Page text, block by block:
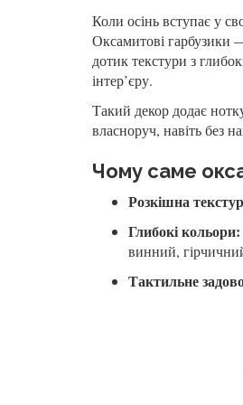
Коли осінь вступає у
Оксамитові гарбузики
дотик текстури з
інтер’єру.
Такий декор додає
власноруч, навіть без
Чому саме
Розкішна
Глибокі кольори:
винний,
Тактильне